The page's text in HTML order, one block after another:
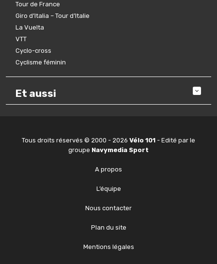
Tour de France
Giro d’Italia – Tour d’Italie
La Vuelta
VTT
Cyclo-cross
Cyclisme féminin
Et aussi
Tous droits réservés © 2000 - 2026 Vélo 101 - Edité par le
groupe Navymedia Sport
A propos
L’équipe
Nous contacter
Plan du site
Mentions légales